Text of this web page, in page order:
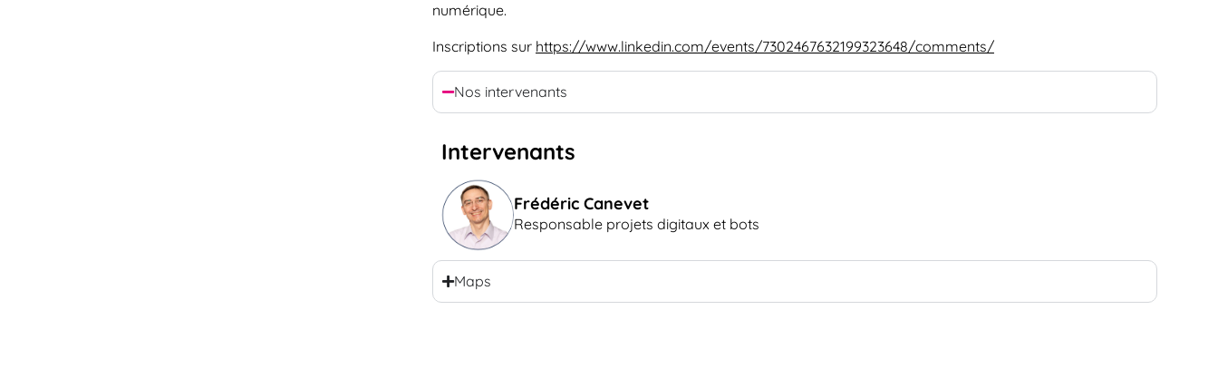
numérique.
Inscriptions sur https://www.linkedin.com/events/7302467632199323648/comments/
Nos intervenants
Intervenants
Frédéric Canevet
Responsable projets digitaux et bots
Maps